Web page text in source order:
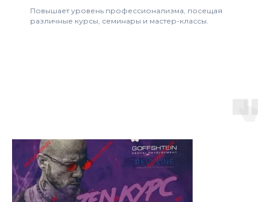
Повышает уровень профессионализма, посещая
различные курсы, семинары и мастер-классы.